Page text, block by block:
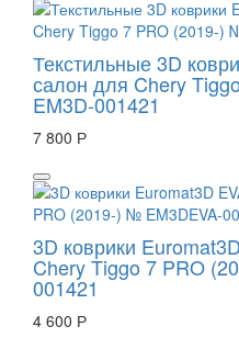
Текстильные 3D
салон для Chery
EM3D-001421
7 800 Р
3D коврики
Chery Tiggo 7 PRO
001421
4 600 Р